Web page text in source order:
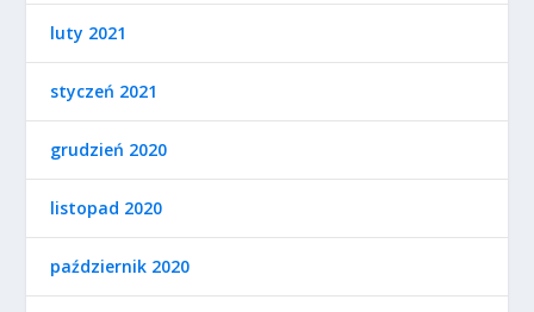
luty 2021
styczeń 2021
grudzień 2020
listopad 2020
październik 2020